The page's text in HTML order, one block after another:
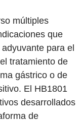
múltiples
que
para el
tratamiento de
gástrico o de
El HB1801
desarrollados
de